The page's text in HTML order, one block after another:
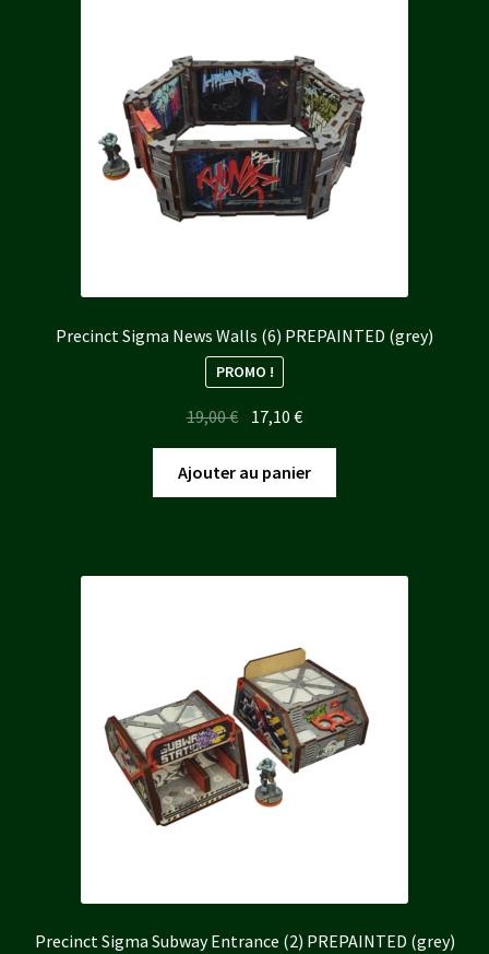
Precinct Sigma News Walls (6) PREPAINTED (grey)
PROMO !
19,00€ Le
prix
initial
était :
17,10€Le
prix
actuel
est :
Ajouter au panier
Precinct Sigma Subway Entrance (2) PREPAINTED (grey)